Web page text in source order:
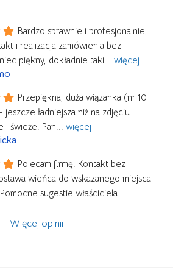
Bardzo sprawnie i profesjonalnie,
i realizacja zamówienia bez
piękny, dokładnie taki
więcej
Przepiękna, duża wiązanka (nr 10
ładniejsza niż na zdjęciu.
i świeże. Pan
więcej
Polecam firmę. Kontakt bez
wieńca do wskazanego miejsca
sugestie właściciela.
Więcej opinii